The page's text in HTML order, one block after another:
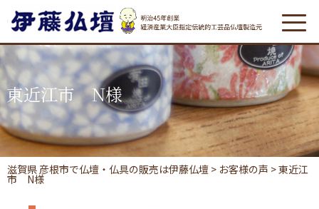
東近江市 N様
滋賀県 彦根市で仏壇・仏具の販売は伊藤仏壇 > お客様の声 >東近江
市 N様